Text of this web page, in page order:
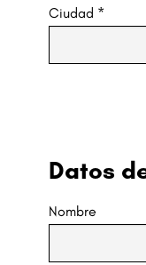
Ciudad *
Datos de
Nombre